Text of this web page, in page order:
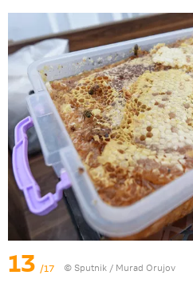
13 /17 © Sputnik / Murad Orujov